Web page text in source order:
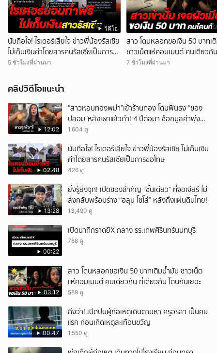
วิดีโอ
นับถือใจ! ไรเดอร์เสียใจ ข่าวพี่น้องรัสเซีย
ไม่เก็บเงินค่าโดยสารคนรัสเซียเป็นการ
ขอโทษ
5 ชั่วโมงที่ผ่านมา
สาว โดนหลอกขอเงิน 50 บาทเ
ชาวเน็ตแห่คอมเมนต์ คนเดียวกั
เดียวกัน โดนกันเยอะ
7 ชั่วโมงที่ผ่านมา
คลิปวิดีโอแนะนำ
12:02
“สาวหอบทองพม่า”เข้าร้านทอง โดนฟันธง “ของ
ปลอม”หลังเผาแล้วดำ! 4 ปีต่อมา ช็อกมูลค่าพุ่ง
มหาศาล!
1,604 ดู
02:48
นับถือใจ! ไรเดอร์เสียใจ ข่าวพี่น้องรัสเซีย ไม่เก็บเงิน
ค่าโดยสารคนรัสเซียเป็นการขอโทษ
426 ดู
13:28
ยิ่งรู้ยิ่งจุก! เปิดของสำคัญ “ชิ้นเดียว” ที่จอเจียร์ ไม่
ส่งกลับพร้อมร่าง “ฮลุน โซโล่” หลังถึงแผ่นดินไทย!
13,490 ดู
00:22
เปิดนาทีกราดยิX กลาง รร.เทพศิรินทร์นนทบุรี
788 ดู
03:12
สาว โดนหลอกขอเงิน 50 บาทเติมน้ำมัน ชาวเน็ต
แห่คอมเมนต์ คนเดียวกัน ที่เดียวกัน โดนกันเยอะ
589 ดู
00:47
ถึงว่า! เปิดปมผู้ก่อเหตุเดินตามหา ครูอรสา เป็นคน
แรก ก่อนเกิดเหตุสะเทือนขวัญ
1,550 ดู